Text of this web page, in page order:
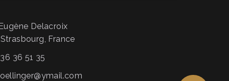
Delacroix
Strasbourg, France
36 51 35